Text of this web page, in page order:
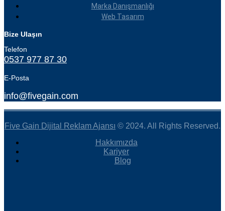
Marka Danışmanlığı
Web Tasarım
Bize Ulaşın
Telefon
0537 977 87 30
E-Posta
info@fivegain.com
Five Gain Dijital Reklam Ajansı © 2024. All Rights Reserved.
Hakkımızda
Kariyer
Blog